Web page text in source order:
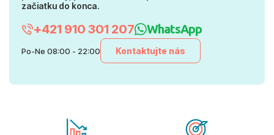
začiatku do konca.
+421 910 301 207 WhatsApp
Po-Ne 08:00 - 22:00 Kontaktujte nás